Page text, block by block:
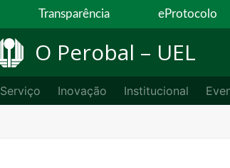
Transparência eProtocolo
O Perobal – UEL
Serviço Inovação Institucional